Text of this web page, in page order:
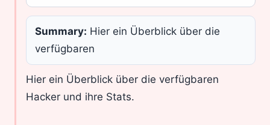
Summary: Hier ein Überblick über die
verfügbaren
Hier ein Überblick über die verfügbaren
Hacker und ihre Stats.